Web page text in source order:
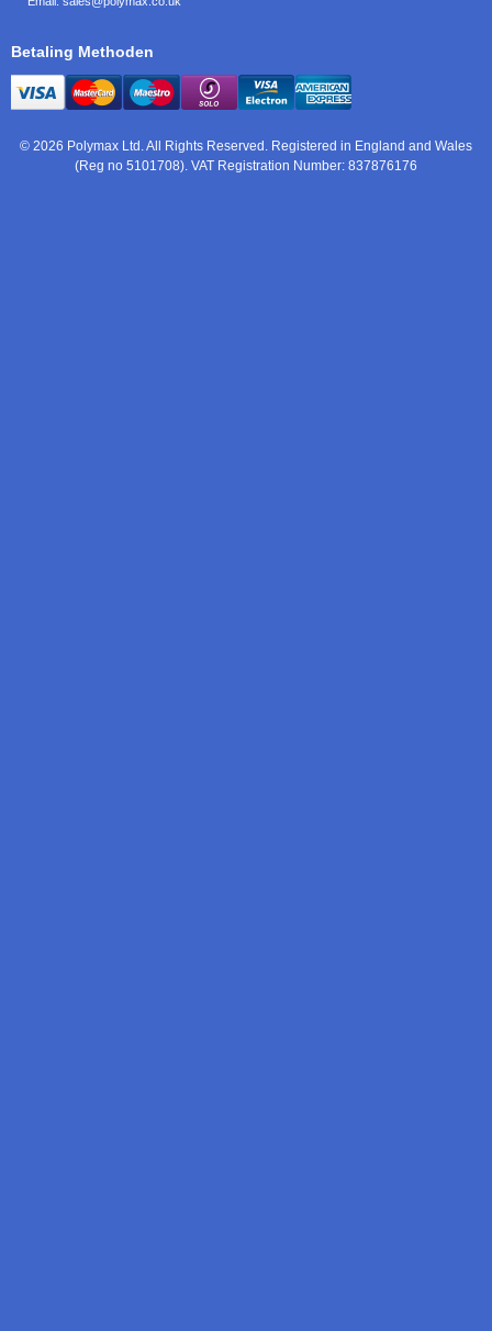
Betaling Methoden
© 2026 Polymax Ltd. All Rights Reserved. Registered in England and Wales
(Reg no 5101708). VAT Registration Number: 837876176